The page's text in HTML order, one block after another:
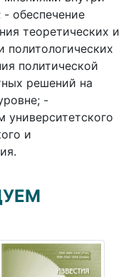
обеспечение
теоретических и
политологических
политической
решений на
-
и